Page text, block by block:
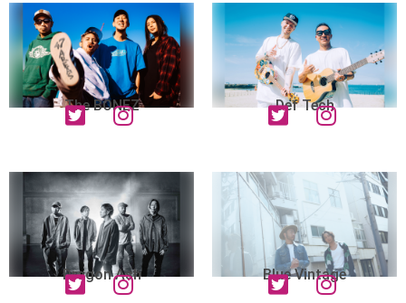
The BONEZ Def Tech
Dragon Ash Blue Vintage